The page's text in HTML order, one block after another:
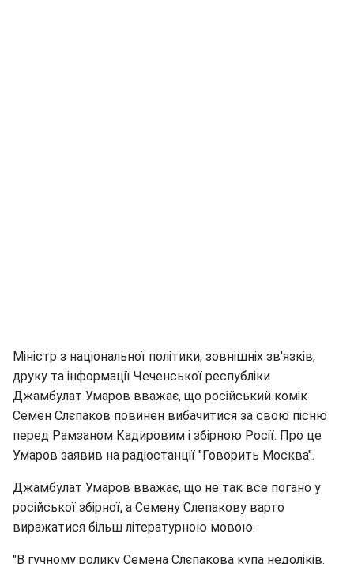
Міністр з національної політики, зовнішніх зв'язків,
друку та інформації Чеченської республіки
Джамбулат Умаров вважає, що російський комік
Семен Слєпаков повинен вибачитися за свою пісню
перед Рамзаном Кадировим і збірною Росії. Про це
Умаров заявив на радіостанції "Говорить Москва".
Джамбулат Умаров вважає, що не так все погано у
російської збірної, а Семену Слепакову варто
виражатися більш літературною мовою.
"В гучному ролику Семена Слєпакова купа недоліків.